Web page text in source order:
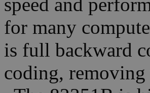
speed and
for many
is full backward
coding, removing